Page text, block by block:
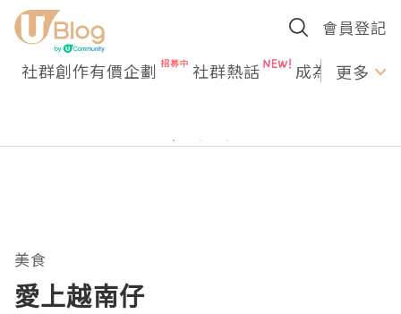
會員登記
社群創作有價企劃 社群熱話 成為U更多
美食
愛上越南仔